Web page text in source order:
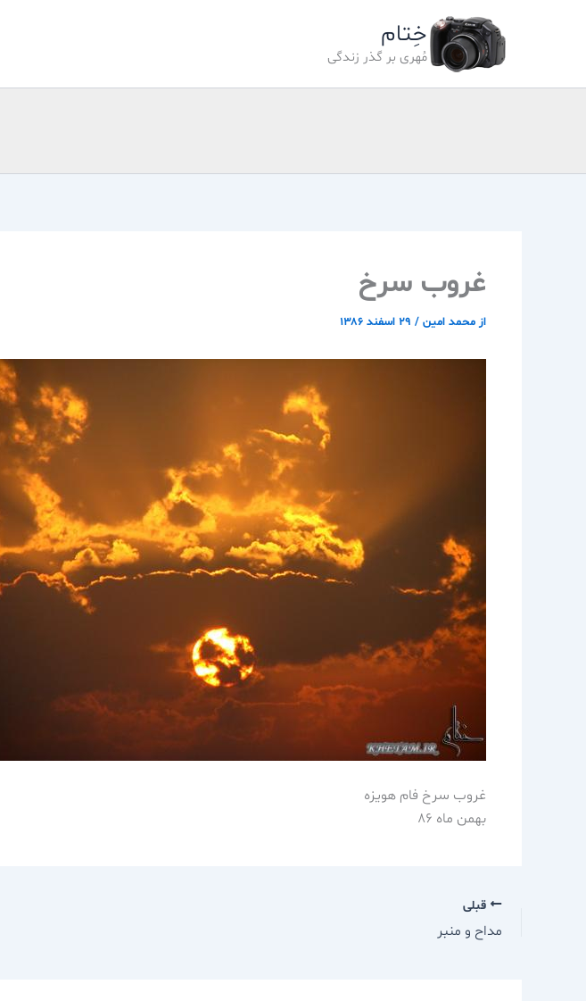
خِتام
مُهری بر گذر زندگی
غروب سرخ
از محمد امین / ۲۹ اسفند ۱۳۸۶
غروب سرخ فام هويزه
بهمن ماه 86
قبلی
مداح و منبر